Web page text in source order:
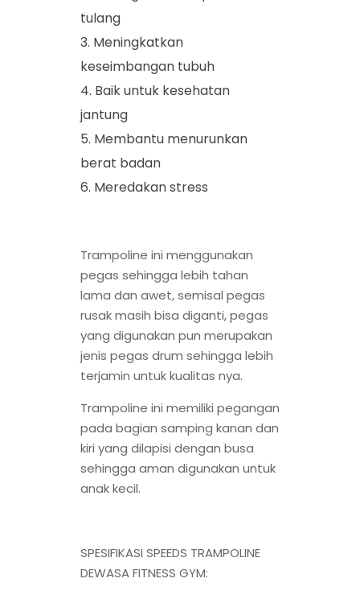
tulang
Meningkatkan
keseimbangan tubuh
Baik untuk kesehatan
jantung
Membantu menurunkan
berat badan
Meredakan stress
Trampoline ini menggunakan
pegas sehingga lebih tahan
lama dan awet, semisal pegas
rusak masih bisa diganti, pegas
yang digunakan pun merupakan
jenis pegas drum sehingga lebih
terjamin untuk kualitas nya.
Trampoline ini memiliki pegangan
pada bagian samping kanan dan
kiri yang dilapisi dengan busa
sehingga aman digunakan untuk
anak kecil.
SPESIFIKASI SPEEDS TRAMPOLINE
DEWASA FITNESS GYM: